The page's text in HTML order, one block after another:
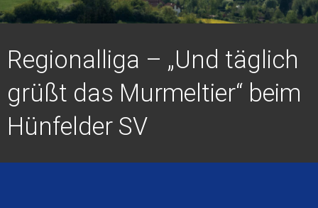
Regionalliga – „Und täglich
grüßt das Murmeltier“ beim
Hünfelder SV